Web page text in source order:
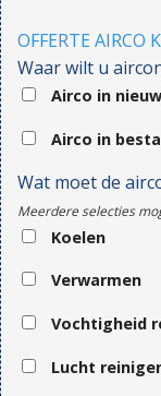
OFFERTE AIRCO
Waar wilt u
Airco in
Airco in
Wat moet de
Meerdere selecties
Koelen
Verwarmen
Vochtigheid
Lucht